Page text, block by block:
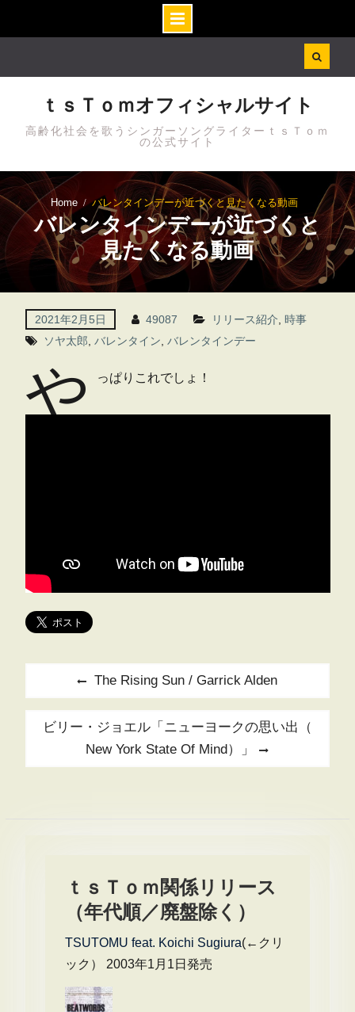
ｔｓＴｏｍオフィシャルサイト
高齢化社会を歌うシンガーソングライターｔｓＴｏｍ
の公式サイト
Home バレンタインデーが近づくと見たくなる動画
バレンタインデーが近づくと
見たくなる動画
2021年2月5日 49087 リリース紹介
時事
ソヤ太郎 バレンタイン バレンタインデー
や っぱりこれでしょ！
稿
ゲ
Previous
post:
The Rising Sun / Garrick Alden
Next
ビリー・ジョエル「ニューヨークの思い出（
New York State Of Mind）」
ｔｓＴｏｍ関係リリース
（年代順／廃盤除く）
TSUTOMU feat. Koichi Sugiura(←クリ
ック） 2003年1月1日発売